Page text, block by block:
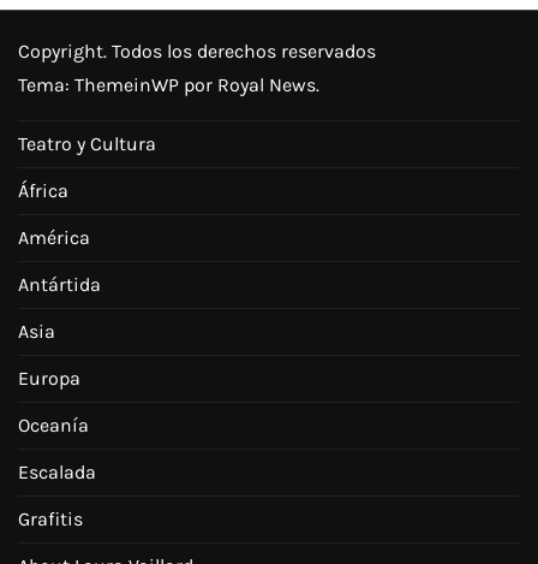
Copyright. Todos los derechos reservados
Tema: ThemeinWP por Royal News.
Teatro y Cultura
África
América
Antártida
Asia
Europa
Oceanía
Escalada
Grafitis